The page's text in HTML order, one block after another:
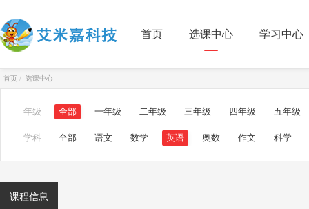
首页 选课中心 学习中心
首页 选课中心
年级 全部 一年级 二年级 三年级 四年级 五年级
学科 全部 语文 数学 英语 奥数 作文 科学
课程信息